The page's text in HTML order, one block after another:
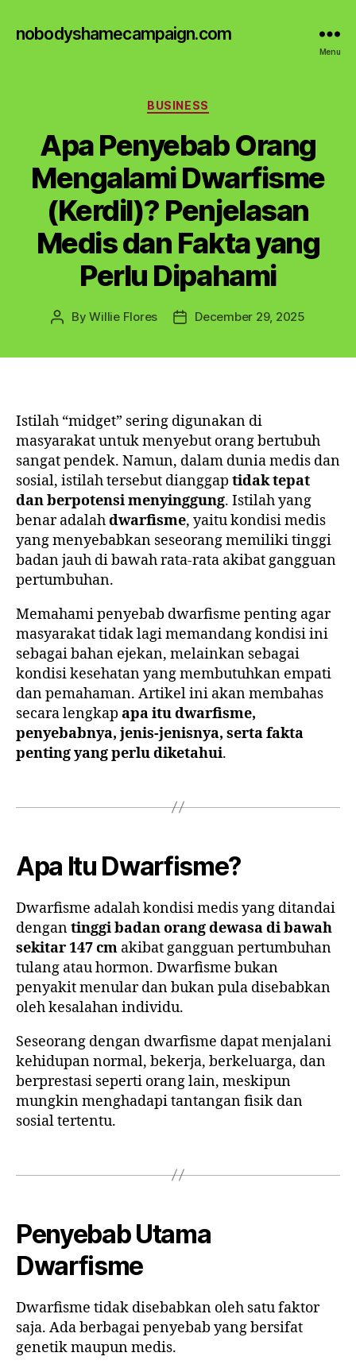
nobodyshamecampaign.com
Menu
Categories
BUSINESS
Apa Penyebab Orang
Mengalami Dwarfisme
(Kerdil)? Penjelasan
Medis dan Fakta yang
Perlu Dipahami
PostByWillie Flores
PostDecember 29, 2025
Istilah “midget” sering digunakan di
masyarakat untuk menyebut orang bertubuh
sangat pendek. Namun, dalam dunia medis dan
sosial, istilah tersebut dianggap tidak tepat
dan berpotensi menyinggung. Istilah yang
benar adalahdwarfisme, yaitu kondisi medis
yang menyebabkan seseorang memiliki tinggi
badan jauh di bawah rata-rata akibat gangguan
pertumbuhan.
Memahami penyebab dwarfisme penting agar
masyarakat tidak lagi memandang kondisi ini
sebagai bahan ejekan, melainkan sebagai
kondisi kesehatan yang membutuhkan empati
dan pemahaman. Artikel ini akan membahas
secara lengkap apa itu dwarfisme,
penyebabnya, jenis-jenisnya, serta fakta
penting yang perlu diketahui.
Apa Itu Dwarfisme?
Dwarfisme adalah kondisi medis yang ditandai
dengantinggi badan orang dewasa di bawah
sekitar 147 cm akibat gangguan pertumbuhan
tulang atau hormon. Dwarfisme bukan
penyakit menular dan bukan pula disebabkan
oleh kesalahan individu.
Seseorang dengan dwarfisme dapat menjalani
kehidupan normal, bekerja, berkeluarga, dan
berprestasi seperti orang lain, meskipun
mungkin menghadapi tantangan fisik dan
sosial tertentu.
Penyebab Utama
Dwarfisme
Dwarfisme tidak disebabkan oleh satu faktor
saja. Ada berbagai penyebab yang bersifat
genetik maupun medis.